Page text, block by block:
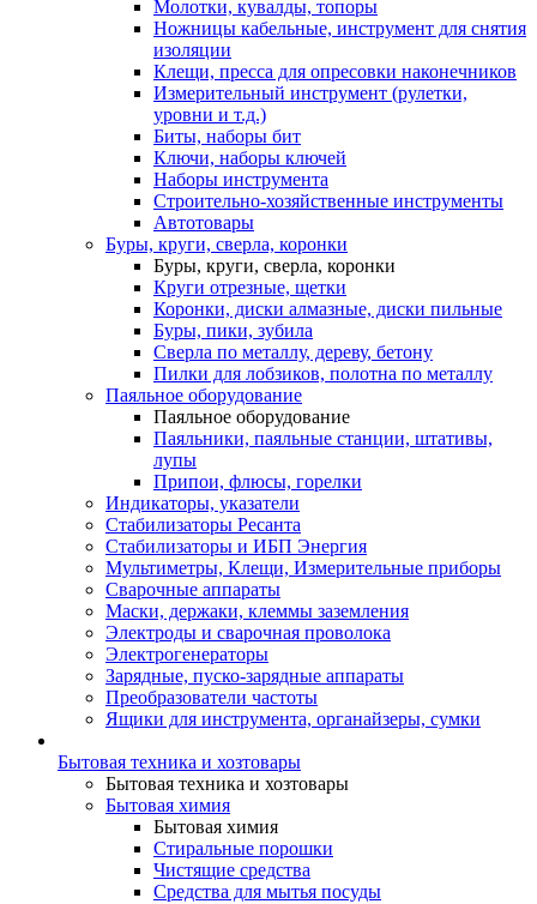
Молотки, кувалды, топоры
Ножницы кабельные, инструмент для снятия
изоляции
Клещи, пресса для опресовки наконечников
Измерительный инструмент (рулетки,
уровни и т.д.)
Биты, наборы бит
Ключи, наборы ключей
Наборы инструмента
Строительно-хозяйственные инструменты
Автотовары
Буры, круги, сверла, коронки
Буры, круги, сверла, коронки
Круги отрезные, щетки
Коронки, диски алмазные, диски пильные
Буры, пики, зубила
Сверла по металлу, дереву, бетону
Пилки для лобзиков, полотна по металлу
Паяльное оборудование
Паяльное оборудование
Паяльники, паяльные станции, штативы,
лупы
Припои, флюсы, горелки
Индикаторы, указатели
Стабилизаторы Ресанта
Стабилизаторы и ИБП Энергия
Мультиметры, Клещи, Измерительные приборы
Сварочные аппараты
Маски, держаки, клеммы заземления
Электроды и сварочная проволока
Электрогенераторы
Зарядные, пуско-зарядные аппараты
Преобразователи частоты
Ящики для инструмента, органайзеры, сумки
Бытовая техника и хозтовары
Бытовая техника и хозтовары
Бытовая химия
Бытовая химия
Стиральные порошки
Чистящие средства
Средства для мытья посуды